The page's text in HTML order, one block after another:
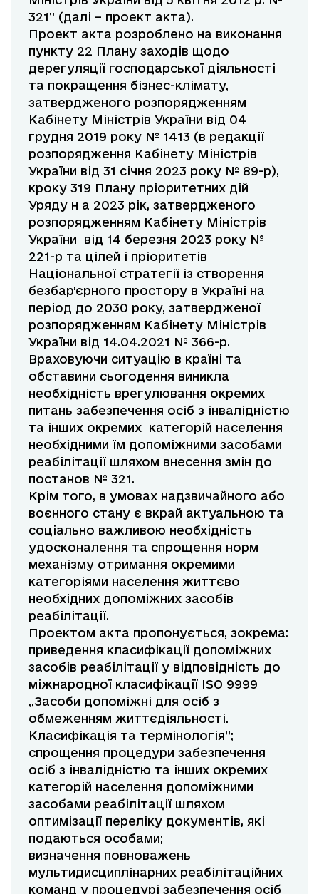
321” (далі – проект акта).
Проект акта розроблено на виконання
пункту 22 Плану заходів щодо
дерегуляції господарської діяльності
та покращення бізнес-клімату,
затвердженого розпорядженням
Кабінету Міністрів України від 04
грудня 2019 року № 1413 (в редакції
розпорядження Кабінету Міністрів
України від 31 січня 2023 року № 89-р),
кроку 319 Плану пріоритетних дій
Уряду н а 2023 рік, затвердженого
розпорядженням Кабінету Міністрів
України від 14 березня 2023 року №
221-р та цілей і пріоритетів
Національної стратегії із створення
безбар’єрного простору в Україні на
період до 2030 року, затвердженої
розпорядженням Кабінету Міністрів
України від 14.04.2021 № 366-р.
Враховуючи ситуацію в країні та
обставини сьогодення виникла
необхідність врегулювання окремих
питань забезпечення осіб з інвалідністю
та інших окремих категорій населення
необхідними їм допоміжними засобами
реабілітації шляхом внесення змін до
постанов № 321.
Крім того, в умовах надзвичайного або
воєнного стану є вкрай актуальною та
соціально важливою необхідність
удосконалення та спрощення норм
механізму отримання окремими
категоріями населення життєво
необхідних допоміжних засобів
реабілітації.
Проектом акта пропонується, зокрема:
приведення класифікації допоміжних
засобів реабілітації у відповідність до
міжнародної класифікації ISO 9999
,,Засоби допоміжні для осіб з
обмеженням життєдіяльності.
Класифікація та термінологія”;
спрощення процедури забезпечення
осіб з інвалідністю та інших окремих
категорій населення допоміжними
засобами реабілітації шляхом
оптимізації переліку документів, які
подаються особами;
визначення повноважень
мультидисциплінарних реабілітаційних
команд у процедурі забезпечення осіб